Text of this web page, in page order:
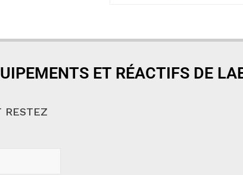
ET RÉACTIFS DE
RESTEZ